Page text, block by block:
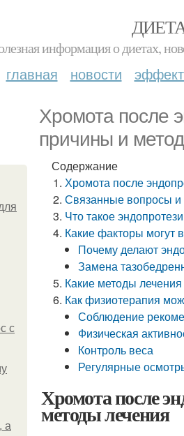
информация о диетах,
главная новости
Хромота после
причины и
с
а
Содержание
Хромота после
Связанные вопросы и
Что такое
Какие факторы могут
Почему делают
Замена
Какие методы
Как физиотерапия
Соблюдение
Физическая
Контроль веса
Регулярные
Хромота после
методы лечения